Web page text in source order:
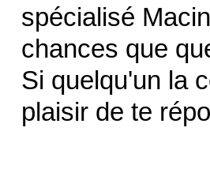
spécialisé
chances que
Si quelqu'un la
plaisir de te